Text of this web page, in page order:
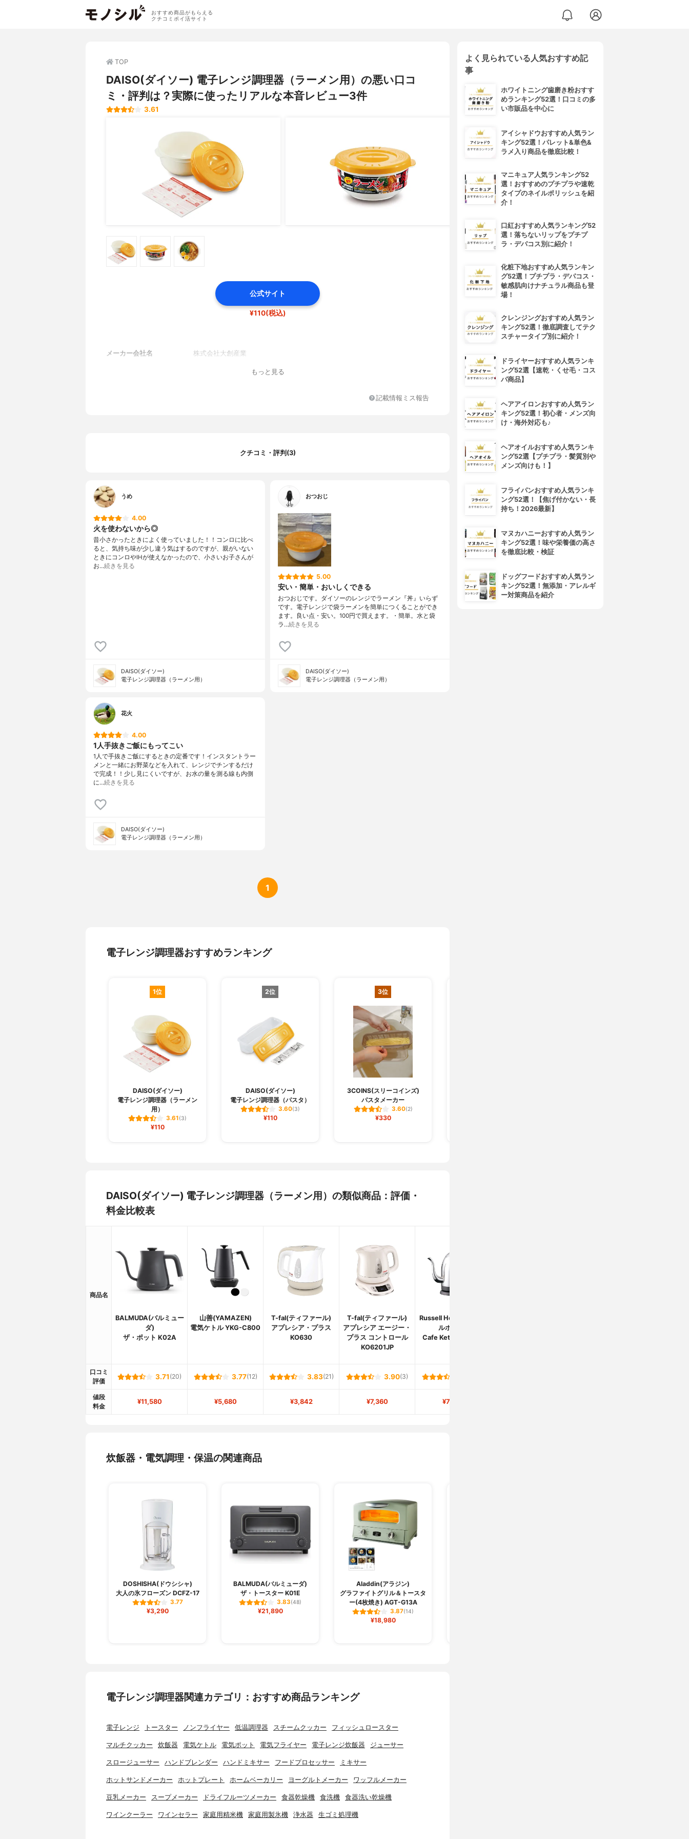
おすすめ商品がもらえる
クチコミポイ活サイト
TOP
DAISO(ダイソー) 電子レンジ調理器（ラーメン用）の悪い口コ
ミ・評判は？実際に使ったリアルな本音レビュー3件
3.61
公式サイト
¥110(税込)
メーカー会社名 株式会社大創産業
もっと見る
記載情報ミス報告
クチコミ・評判(3)
うめ
4.00
火を使わないから◎
昔小さかったときによく使っていました！！コンロに比べ
ると、気持ち味が少し違う気はするのですが、親がいない
ときにコンロやIHが使えなかったので、小さいお子さんが
お…続きを見る
DAISO(ダイソー)
電子レンジ調理器（ラーメン用）
おつおじ
5.00
安い・簡単・おいしくできる
おつおじです。ダイソーのレンジでラーメン『丼』いらず
です。電子レンジで袋ラーメンを簡単につくることができ
ます。良い点・安い。100円で買えます。・簡単。水と袋
ラ…続きを見る
DAISO(ダイソー)
電子レンジ調理器（ラーメン用）
花火
4.00
1人手抜きご飯にもってこい
1人で手抜きご飯にするときの定番です！インスタントラー
メンと一緒にお野菜などを入れて、レンジでチンするだけ
で完成！！少し見にくいですが、お水の量を測る線も内側
に…続きを見る
DAISO(ダイソー)
電子レンジ調理器（ラーメン用）
1
電子レンジ調理器おすすめランキング
1位
DAISO(ダイソー)
電子レンジ調理器（ラーメン
用）
3.61(3)
¥110
2位
DAISO(ダイソー)
電子レンジ調理器（パスタ）
3.60(3)
¥110
3位
3COINS(スリーコインズ)
パスタメーカー
3.60(2)
¥330
DAISO(ダイソー) 電子レンジ調理器（ラーメン用）の類似商品：評価・
料金比較表
商品名
BALMUDA(バルミュー
ダ)
ザ・ポット K02A
山善(YAMAZEN)
電気ケトル YKG-C800
T-fal(ティファール)
アプレシア・プラス
KO630
T-fal(ティファール)
アプレシア エージー・
プラス コントロール
KO6201JP
Russell Hobbs(ラッセ
ルホブス)
Cafe Kettle 7410JP
口コミ
評価
3.71 (20) 3.77(12) 3.83(21) 3.90(3)
値段
料金
¥11,580 ¥5,680 ¥3,842 ¥7,360 ¥7,673
炊飯器・電気調理・保温の関連商品
DOSHISHA(ドウシシャ)
大人の氷フローズン DCFZ-17
3.77
¥3,290
BALMUDA(バルミューダ)
ザ・トースター K01E
3.83(48)
¥21,890
Aladdin(アラジン)
グラファイトグリル＆トースタ
ー(4枚焼き) AGT-G13A
3.87(14)
¥18,980
電子レンジ調理器関連カテゴリ：おすすめ商品ランキング
電子レンジ トースター ノンフライヤー 低温調理器 スチームクッカー フィッシュロースター
マルチクッカー 炊飯器 電気ケトル 電気ポット 電気フライヤー 電子レンジ炊飯器 ジューサー
スロージューサー ハンドブレンダー ハンドミキサー フードプロセッサー ミキサー
ホットサンドメーカー ホットプレート ホームベーカリー ヨーグルトメーカー ワッフルメーカー
豆乳メーカー スープメーカー ドライフルーツメーカー 食器乾燥機 食洗機 食器洗い乾燥機
ワインクーラー ワインセラー 家庭用精米機 家庭用製氷機 浄水器 生ゴミ処理機
よく見られている人気おすすめ記
事
ホワイトニング歯磨き粉おすす
めランキング52選！口コミの多
い市販品を中心に
アイシャドウおすすめ人気ラン
キング52選！パレット&単色&
ラメ入り商品を徹底比較！
マニキュア人気ランキング52
選！おすすめのプチプラや速乾
タイプのネイルポリッシュを紹
介！
口紅おすすめ人気ランキング52
選！落ちないリップをプチプ
ラ・デパコス別に紹介！
化粧下地おすすめ人気ランキン
グ52選！プチプラ・デパコス・
敏感肌向けナチュラル商品も登
場！
クレンジングおすすめ人気ラン
キング52選！徹底調査してテク
スチャータイプ別に紹介！
ドライヤーおすすめ人気ランキ
ング52選【速乾・くせ毛・コス
パ商品】
ヘアアイロンおすすめ人気ラン
キング52選！初心者・メンズ向
け・海外対応も♪
ヘアオイルおすすめ人気ランキ
ング52選【プチプラ・髪質別や
メンズ向けも！】
フライパンおすすめ人気ランキ
ング52選！【焦げ付かない・長
持ち！2026最新】
マヌカハニーおすすめ人気ラン
キング52選！味や栄養価の高さ
を徹底比較・検証
ドッグフードおすすめ人気ラン
キング52選！無添加・アレルギ
ー対策商品を紹介